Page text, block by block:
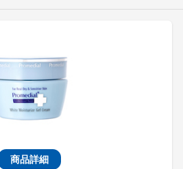
商品詳細